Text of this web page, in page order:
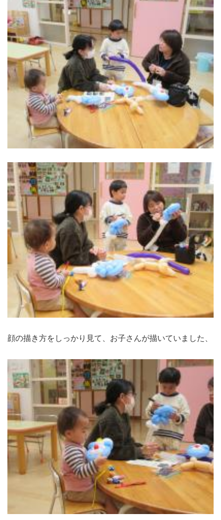
顔の描き方をしっかり見て、お子さんが描いていました、